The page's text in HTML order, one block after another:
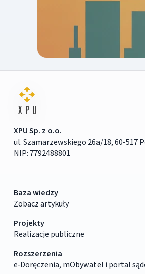
XPU Sp. z o.o.
ul. Szamarzewskiego 26a/18, 60-517
NIP: 7792488801
Baza wiedzy
Zobacz artykuły
Projekty
Realizacje publiczne
Rozszerzenia
e‑Doręczenia, mObywatel i portal